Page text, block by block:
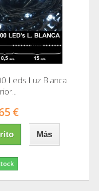
Leds Luz Blanca
€
Más